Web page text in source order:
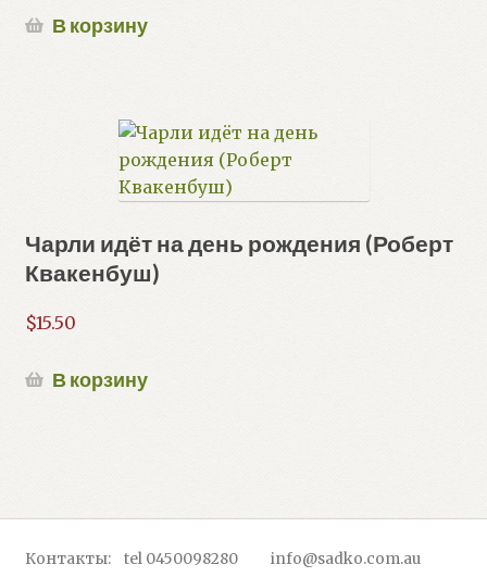
В корзину
Чарли идёт на день рождения (Роберт
Квакенбуш)
$15.50
В корзину
Контакты: tel 0450098280 info@sadko.com.au